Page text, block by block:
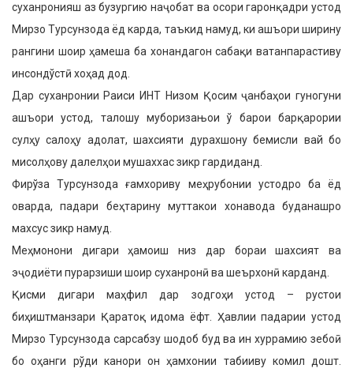
суханронияш аз бузургию наҷобат ва осори гаронқадри устод
Мирзо Турсунзода ёд карда, таъкид намуд, ки ашъори ширину
рангини шоир ҳамеша ба хонандагон сабақи ватанпарастиву
инсондўстӣ хоҳад дод.
Дар суханронии Раиси ИНТ Низом Қосим ҷанбаҳои гуногуни
ашъори устод, талошу муборизањои ў барои барқарории
сулҳу салоҳу адолат, шахсияти дурахшону бемисли вай бо
мисолҳову далелҳои мушаххас зикр гардиданд.
Фирўза Турсунзода ғамхориву меҳрубонии устодро ба ёд
оварда, падари беҳтарину муттакои хонавода буданашро
махсус зикр намуд.
Меҳмонони дигари ҳамоиш низ дар бораи шахсият ва
эҷодиёти пурарзиши шоир суханронӣ ва шеърхонӣ карданд.
Қисми дигари маҳфил дар зодгоҳи устод – рустои
биҳиштманзари Қаратоқ идома ёфт. Ҳавлии падарии устод
Мирзо Турсунзода сарсабзу шодоб буд ва ин хуррамию зебоӣ
бо оҳанги рўди канори он ҳамхонии табииву комил дошт.